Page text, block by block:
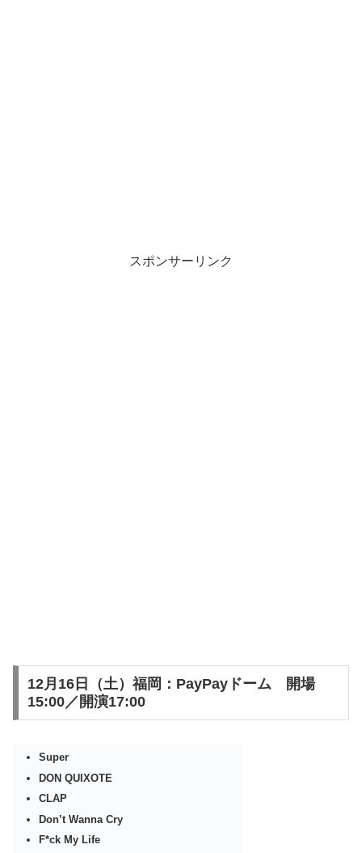
スポンサーリンク
12月16日（土）福岡：PayPayドーム 開場
15:00／開演17:00
Super
DON QUIXOTE
CLAP
Don’t Wanna Cry
F*ck My Life